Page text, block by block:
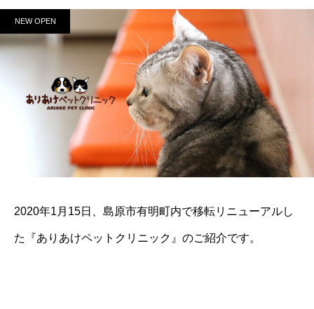
NEW OPEN
2020年1月15日、島原市有明町内で移転リニューアルし
た『ありあけペットクリニック』のご紹介です。